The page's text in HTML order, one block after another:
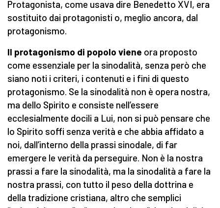
Protagonista, come usava dire Benedetto XVI, era
sostituito dai protagonisti o, meglio ancora, dal
protagonismo.
Il protagonismo di popolo viene ora proposto
come essenziale per la sinodalità, senza però che
siano noti i criteri, i contenuti e i fini di questo
protagonismo. Se la sinodalità non è opera nostra,
ma dello Spirito e consiste nell’essere
ecclesialmente docili a Lui, non si può pensare che
lo Spirito soffi senza verità e che abbia affidato a
noi, dall’interno della prassi sinodale, di far
emergere le verità da perseguire. Non è la nostra
prassi a fare la sinodalità, ma la sinodalità a fare la
nostra prassi, con tutto il peso della dottrina e
della tradizione cristiana, altro che semplici